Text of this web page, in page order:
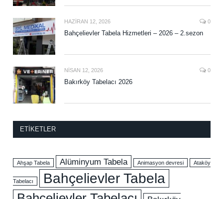
HAZIRAN 12, 2026 0
Bahçelievler Tabela Hizmetleri – 2026 – 2.sezon
NISAN 12, 2026 0
Bakırköy Tabelacı 2026
ETIKETLER
Ahşap Tabela Alüminyum Tabela Animasyon devresi Ataköy
Tabelacı Bahçelievler Tabela